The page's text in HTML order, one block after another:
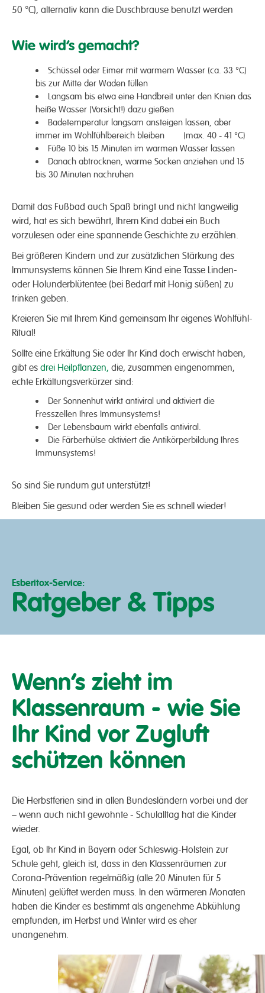
50 °C), alternativ kann die Duschbrause benutzt werden
Wie wird’s gemacht?
Schüssel oder Eimer mit warmem Wasser (ca. 33 °C)
bis zur Mitte der Waden füllen
Langsam bis etwa eine Handbreit unter den Knien das
heiße Wasser (Vorsicht!) dazu gießen
Badetemperatur langsam ansteigen lassen, aber
immer im Wohlfühlbereich bleiben (max. 40 - 41 °C)
Füße 10 bis 15 Minuten im warmen Wasser lassen
Danach abtrocknen, warme Socken anziehen und 15
bis 30 Minuten nachruhen
Damit das Fußbad auch Spaß bringt und nicht langweilig
wird, hat es sich bewährt, Ihrem Kind dabei ein Buch
vorzulesen oder eine spannende Geschichte zu erzählen.
Bei größeren Kindern und zur zusätzlichen Stärkung des
Immunsystems können Sie Ihrem Kind eine Tasse Linden-
oder Holunderblütentee (bei Bedarf mit Honig süßen) zu
trinken geben.
Kreieren Sie mit Ihrem Kind gemeinsam Ihr eigenes Wohlfühl-
Ritual!
Sollte eine Erkältung Sie oder Ihr Kind doch erwischt haben,
gibt es drei Heilpflanzen, die, zusammen eingenommen,
echte Erkältungsverkürzer sind:
Der Sonnenhut wirkt antiviral und aktiviert die
Fresszellen Ihres Immunsystems!
Der Lebensbaum wirkt ebenfalls antiviral.
Die Färberhülse aktiviert die Antikörperbildung Ihres
Immunsystems!
So sind Sie rundum gut unterstützt!
Bleiben Sie gesund oder werden Sie es schnell wieder!
Esberitox-Service:
Ratgeber & Tipps
Wenn’s zieht im
Klassenraum - wie Sie
Ihr Kind vor Zugluft
schützen können
Die Herbstferien sind in allen Bundesländern vorbei und der
– wenn auch nicht gewohnte - Schulalltag hat die Kinder
wieder.
Egal, ob Ihr Kind in Bayern oder Schleswig-Holstein zur
Schule geht, gleich ist, dass in den Klassenräumen zur
Corona-Prävention regelmäßig (alle 20 Minuten für 5
Minuten) gelüftet werden muss. In den wärmeren Monaten
haben die Kinder es bestimmt als angenehme Abkühlung
empfunden, im Herbst und Winter wird es eher
unangenehm.